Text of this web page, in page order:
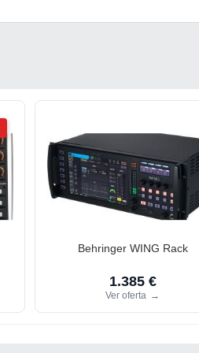
Behringer WING Rack
1.385 €
Ver oferta →